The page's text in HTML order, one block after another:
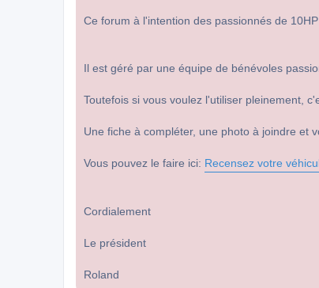
Ce forum à l'intention des passionnés de
Il est géré par une équipe de bénévoles
Toutefois si vous voulez l'utiliser pleinement,
Une fiche à compléter, une photo à joindre et
Vous pouvez le faire ici: Recensez votre
Cordialement
Le président
Roland